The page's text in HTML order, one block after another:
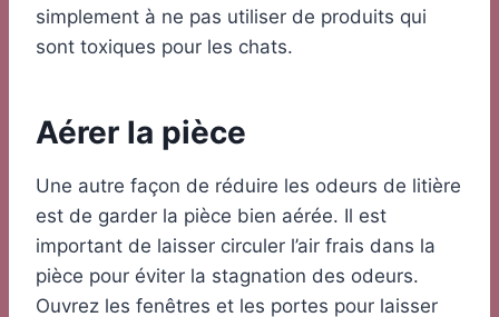
simplement à ne pas utiliser de produits qui
sont toxiques pour les chats.
Aérer la pièce
Une autre façon de réduire les odeurs de litière
est de garder la pièce bien aérée. Il est
important de laisser circuler l’air frais dans la
pièce pour éviter la stagnation des odeurs.
Ouvrez les fenêtres et les portes pour laisser